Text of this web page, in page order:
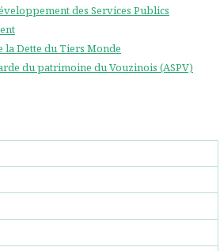
des Services Publics
Dette du Tiers Monde
du patrimoine du Vouzinois (ASPV)